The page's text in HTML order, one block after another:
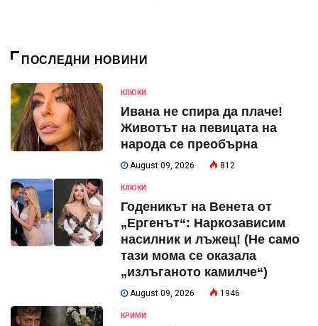
ПОСЛЕДНИ НОВИНИ
КЛЮКИ
Ивана не спира да плаче!
Животът на певицата на
народа се преобърна
August 09, 2026 812
КЛЮКИ
Годеникът на Венета от
„Ергенът“: Наркозависим
насилник и лъжец! (Не само
тази мома се оказала
„излъганото камилче“)
August 09, 2026 1946
КРИМИ